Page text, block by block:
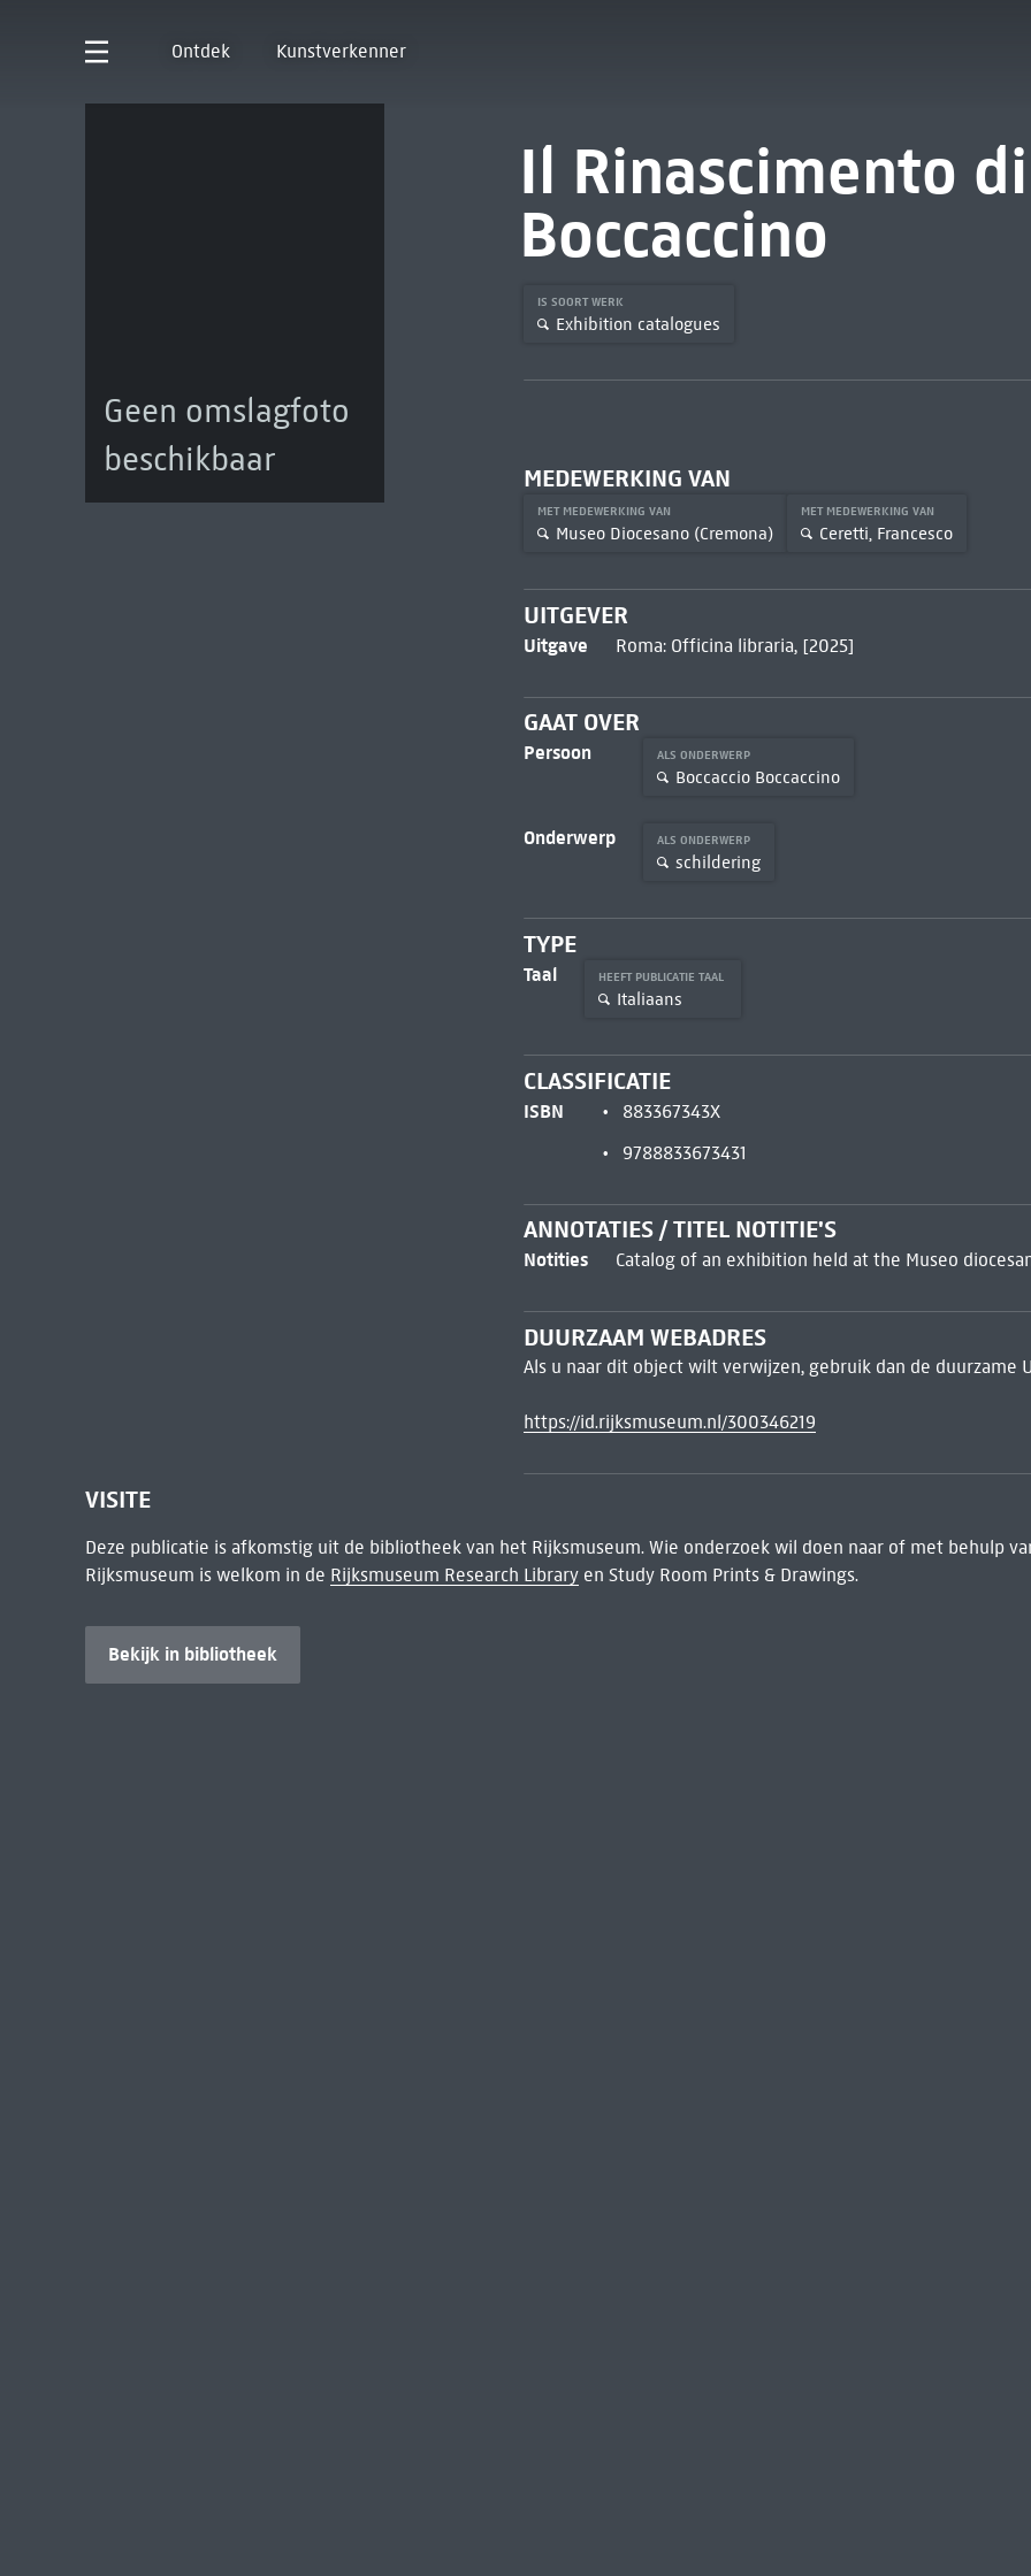
Ontdek Kunstverkenner
Geen omslagfoto
beschikbaar
Il Rinascimento
Boccaccino
IS SOORT WERK
Exhibition catalogues
MEDEWERKING VAN
MET MEDEWERKING VAN
Museo Diocesano (Cremona)
MET MEDEWERKING VAN
Ceretti, Francesco
UITGEVER
Uitgave Roma: Officina libraria, [2025]
GAAT OVER
Persoon ALS ONDERWERP
Boccaccio Boccaccino
Onderwerp ALS ONDERWERP
schildering
TYPE
Taal HEEFT PUBLICATIE TAAL
Italiaans
CLASSIFICATIE
ISBN
883367343X
9788833673431
ANNOTATIES / TITEL NOTITIE'S
Notities Catalog of an exhibition held at the Museo
DUURZAAM WEBADRES
Als u naar dit object wilt verwijzen, gebruik dan de duurzame
https://id.rijksmuseum.nl/300346219
VISITE
Deze publicatie is afkomstig uit de bibliotheek van het Rijksmuseum. Wie onderzoek wil doen naar of met behulp
Rijksmuseum is welkom in de Rijksmuseum Research Libraryen Study Room Prints & Drawings.
Bekijk in bibliotheek